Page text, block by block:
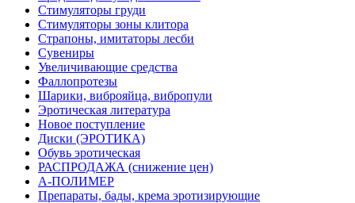
Стимуляторы груди
Стимуляторы зоны клитора
Страпоны, имитаторы лесби
Сувениры
Увеличивающие средства
Фаллопротезы
Шарики, виброяйца, вибропули
Эротическая литература
Новое поступление
Диски (ЭРОТИКА)
Обувь эротическая
РАСПРОДАЖА (снижение цен)
А-ПОЛИМЕР
Препараты, бады, крема эротизирующие